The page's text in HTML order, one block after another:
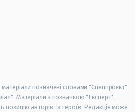
матеріали позначені словами "Спецпроєкт"
Матеріали з позначкою "Експерт",
позицію авторів та героїв. Редакція може